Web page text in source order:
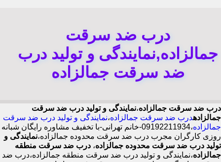
درب ضد سرقت
جمالزاده,نمایندگی و تولید درب
ضد سرقت جمالزاده
درب ضد سرقت جمالزاده،نمایندگی و تولید درب ضد سرقت
جمالزادهدرب ضد سرقت جمالزاده،نمایندگی و تولید درب ضد سرقت
جمالزاده
،09192211934-خانم تهرانی-با تخفیف مشاوره رایگان شبانه
روزی کارگران مجرب درب ضد سرقت محدوده جمالزاده،نمایندگی و
تولید درب ضد سرقت محدوده جمالزاده، درب ضد سرقت منطقه
جمالزاده،نمایندگی و تولید درب ضد سرقت منطقه جمالزاده،درب ضد